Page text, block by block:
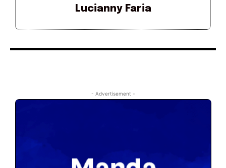
Lucianny Faria
- Advertisement -